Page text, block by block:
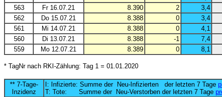
563
Fr 16.07.21 8.390 2
3,4
562
Do 15.07.21 8.388 0
3,4
561
Mi 14.07.21 8.388 0
4,1
560
Di 13.07.21 8.388 -1
7,4
559
Mo 12.07.21 8.389 0 8,1
* TagNr nach RKI-Zählung: Tag 1 = 01.01.2020
** 7-Tage-
Inzidenz
I: Infizierte: Summe der Neu-Infizierten der letzten 7 Tage
T: Tote: Summe der Neu-Verstorben der letzten 7 Tage